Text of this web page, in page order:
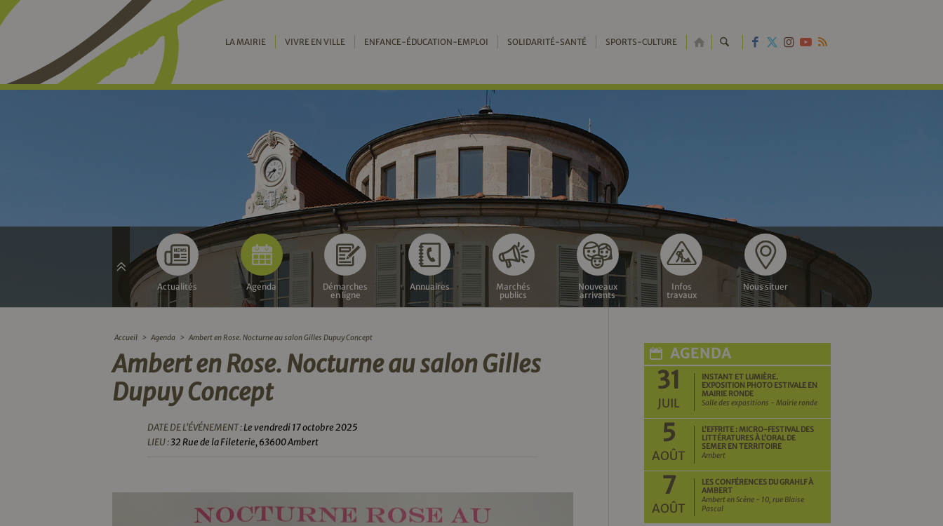
LA MAIRIE VIVRE EN VILLE ENFANCE-ÉDUCATION-EMPLOI SOLIDARITÉ-SANTÉ SPORTS-CULTURE RETOUR
Actualités Agenda
Démarches
en ligne
Annuaires
Marchés
publics
Nouveaux
arrivants
Infos
travaux
Nous situer
Accueil > Agenda > Ambert en Rose. Nocturne au salon Gilles Dupuy Concept
Ambert en Rose. Nocturne au salon Gilles
Dupuy Concept
DATE DE L'ÉVÉNEMENT :Le vendredi 17 octobre 2025
LIEU :32 Rue de la Fileterie, 63600 Ambert
AGENDA
31
JUIL
INSTANT ET LUMIÈRE.
EXPOSITION PHOTO ESTIVALE EN
MAIRIE RONDE
Salle des expositions - Mairie ronde
5
AOÛT
L’EFFRITE : MICRO-FESTIVAL DES
LITTÉRATURES À L’ORAL DE
SEMER EN TERRITOIRE
Ambert
7
AOÛT
LES CONFÉRENCES DU GRAHLF À
AMBERT
Ambert en Scène - 10, rue Blaise
Pascal